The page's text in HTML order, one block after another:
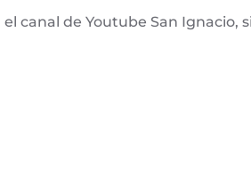
canal de Youtube San Ignacio,